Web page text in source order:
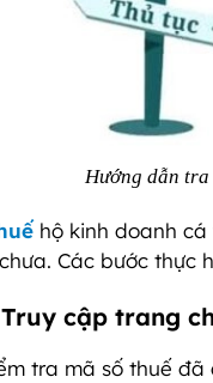
Hướng dẫn tra
hộ kinh doanh
Các bước thực
cập trang
tra mã số thuế